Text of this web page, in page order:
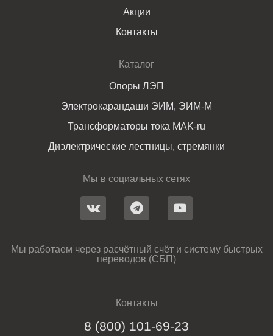
Акции
Контакты
Каталог
Опоры ЛЭП
Электрокарандаши ЭИМ, ЭИМ-М
Трансформаторы тока MAK-ru
Диэлектрические лестницы, стремянки
Мы в социальных сетях
Мы работаем через расчётный счёт и систему быстрых
переводов (СБП)
Контакты
8 (800) 101-69-23